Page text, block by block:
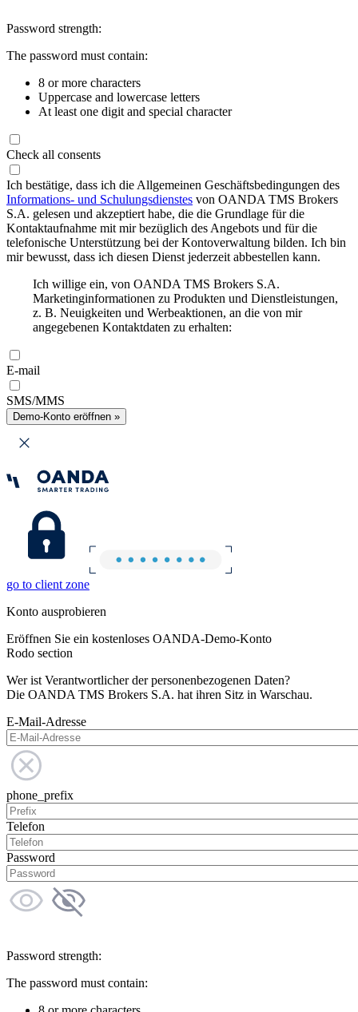
Password strength:
The password must contain:
8 or more characters
Uppercase and lowercase letters
At least one digit and special character
Check all consents
Ich bestätige, dass ich die Allgemeinen Geschäftsbedingungen des
Informations- und Schulungsdienstes von OANDA TMS Brokers
S.A. gelesen und akzeptiert habe, die die Grundlage für die
Kontaktaufnahme mit mir bezüglich des Angebots und für die
telefonische Unterstützung bei der Kontoverwaltung bilden. Ich bin
mir bewusst, dass ich diesen Dienst jederzeit abbestellen kann.
Ich willige ein, von OANDA TMS Brokers S.A.
Marketinginformationen zu Produkten und Dienstleistungen,
z. B. Neuigkeiten und Werbeaktionen, an die von mir
angegebenen Kontaktdaten zu erhalten:
E-mail
SMS/MMS
Demo-Konto eröffnen »
go to client zone
Konto ausprobieren
Eröffnen Sie ein kostenloses OANDA-Demo-Konto
Rodo section
Wer ist Verantwortlicher der personenbezogenen Daten?
Die OANDA TMS Brokers S.A. hat ihren Sitz in Warschau.
E-Mail-Adresse
phone_prefix
Telefon
Password
Password strength:
The password must contain: